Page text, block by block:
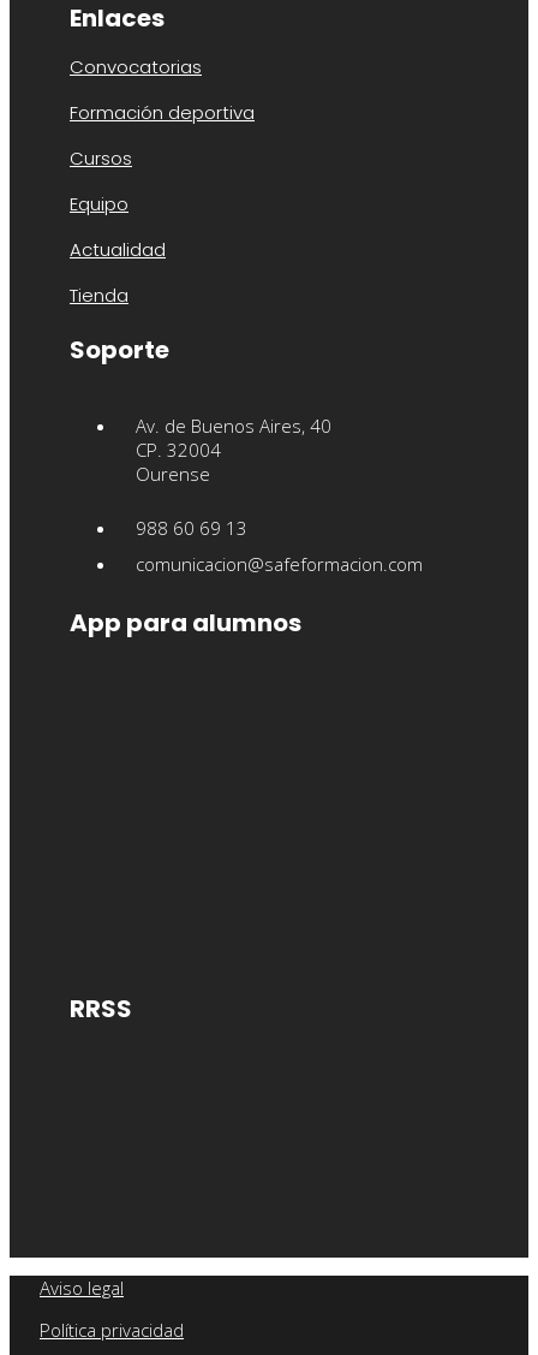
Enlaces
Convocatorias
Formación deportiva
Cursos
Equipo
Actualidad
Tienda
Soporte
Av. de Buenos Aires, 40
CP. 32004
Ourense
988 60 69 13
comunicacion@safeformacion.com
App para alumnos
RRSS
Aviso legal
Política privacidad